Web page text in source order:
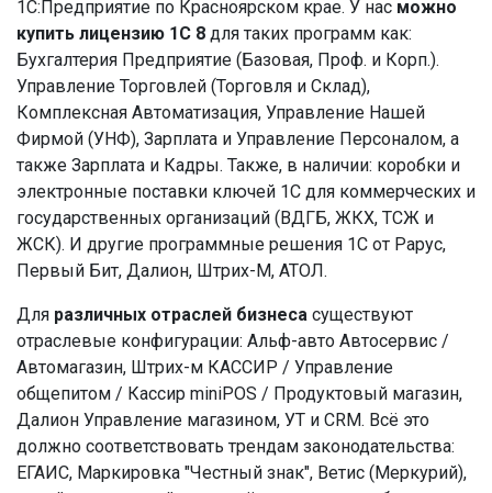
1С:Предприятие по Красноярском крае. У нас можно
купить лицензию 1С 8 для таких программ как:
Бухгалтерия Предприятие (Базовая, Проф. и Корп.).
Управление Торговлей (Торговля и Склад),
Комплексная Автоматизация, Управление Нашей
Фирмой (УНФ), Зарплата и Управление Персоналом, а
также Зарплата и Кадры. Также, в наличии: коробки и
электронные поставки ключей 1С для коммерческих и
государственных организаций (ВДГБ, ЖКХ, ТСЖ и
ЖСК). И другие программные решения 1С от Рарус,
Первый Бит, Далион, Штрих-М, АТОЛ.
Для различных отраслей бизнеса существуют
отраслевые конфигурации: Альф-авто Автосервис /
Автомагазин, Штрих-м КАССИР / Управление
общепитом / Кассир miniPOS / Продуктовый магазин,
Далион Управление магазином, УТ и CRM. Всё это
должно соответствовать трендам законодательства:
ЕГАИС, Маркировка "Честный знак", Ветис (Меркурий),